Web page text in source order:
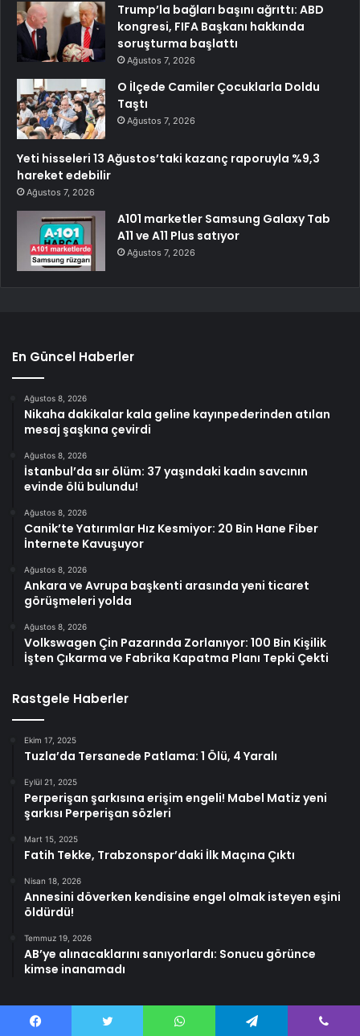
Trump’la bağları başını ağrıttı: ABD
kongresi, FIFA Başkanı hakkında
soruşturma başlattı
Ağustos 7, 2026
O İlçede Camiler Çocuklarla Doldu
Taştı
Ağustos 7, 2026
Yeti hisseleri 13 Ağustos’taki kazanç raporuyla %9,3
hareket edebilir
Ağustos 7, 2026
A101 marketler Samsung Galaxy Tab
A11 ve A11 Plus satıyor
Ağustos 7, 2026
En Güncel Haberler
Ağustos 8, 2026
Nikaha dakikalar kala geline kayınpederinden atılan
mesaj şaşkına çevirdi
Ağustos 8, 2026
İstanbul’da sır ölüm: 37 yaşındaki kadın savcının
evinde ölü bulundu!
Ağustos 8, 2026
Canik’te Yatırımlar Hız Kesmiyor: 20 Bin Hane Fiber
İnternete Kavuşuyor
Ağustos 8, 2026
Ankara ve Avrupa başkenti arasında yeni ticaret
görüşmeleri yolda
Ağustos 8, 2026
Volkswagen Çin Pazarında Zorlanıyor: 100 Bin Kişilik
İşten Çıkarma ve Fabrika Kapatma Planı Tepki Çekti
Rastgele Haberler
Ekim 17, 2025
Tuzla’da Tersanede Patlama: 1 Ölü, 4 Yaralı
Eylül 21, 2025
Perperişan şarkısına erişim engeli! Mabel Matiz yeni
şarkısı Perperişan sözleri
Mart 15, 2025
Fatih Tekke, Trabzonspor’daki İlk Maçına Çıktı
Nisan 18, 2026
Annesini döverken kendisine engel olmak isteyen eşini
öldürdü!
Temmuz 19, 2026
AB’ye alınacaklarını sanıyorlardı: Sonucu görünce
kimse inanamadı